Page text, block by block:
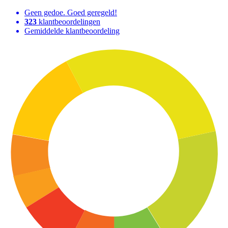
Geen gedoe. Goed geregeld!
323 klantbeoordelingen
Gemiddelde klantbeoordeling